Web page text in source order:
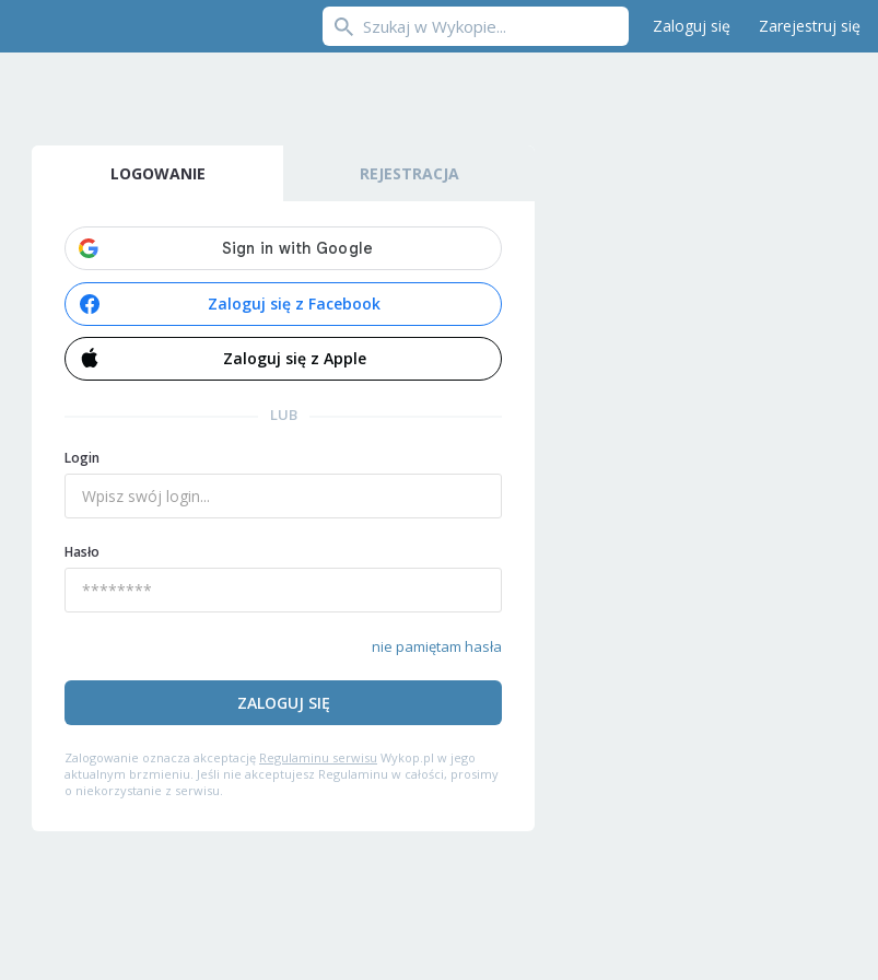
Zaloguj się Zarejestruj się
LOGOWANIE REJESTRACJA
Zaloguj się z Facebook
Zaloguj się z Apple
LUB
Login
Hasło
nie pamiętam hasła
ZALOGUJ SIĘ
Zalogowanie oznacza akceptację Regulaminu serwisu Wykop.pl w jego
aktualnym brzmieniu. Jeśli nie akceptujesz Regulaminu w całości, prosimy
o niekorzystanie z serwisu.